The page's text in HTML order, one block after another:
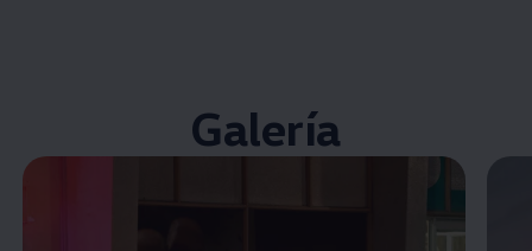
Galería
Enable fullscreen mode